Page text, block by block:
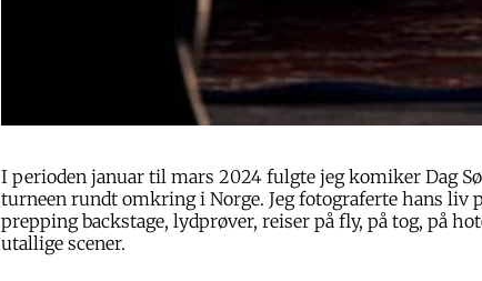
I perioden januar til mars 2024 fulgte jeg komiker Dag
turneen rundt omkring i Norge. Jeg fotograferte hans liv
prepping backstage, lydprøver, reiser på fly, på tog, på
utallige scener.